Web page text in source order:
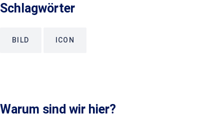
Schlagwörter
BILD ICON
Warum sind wir hier?